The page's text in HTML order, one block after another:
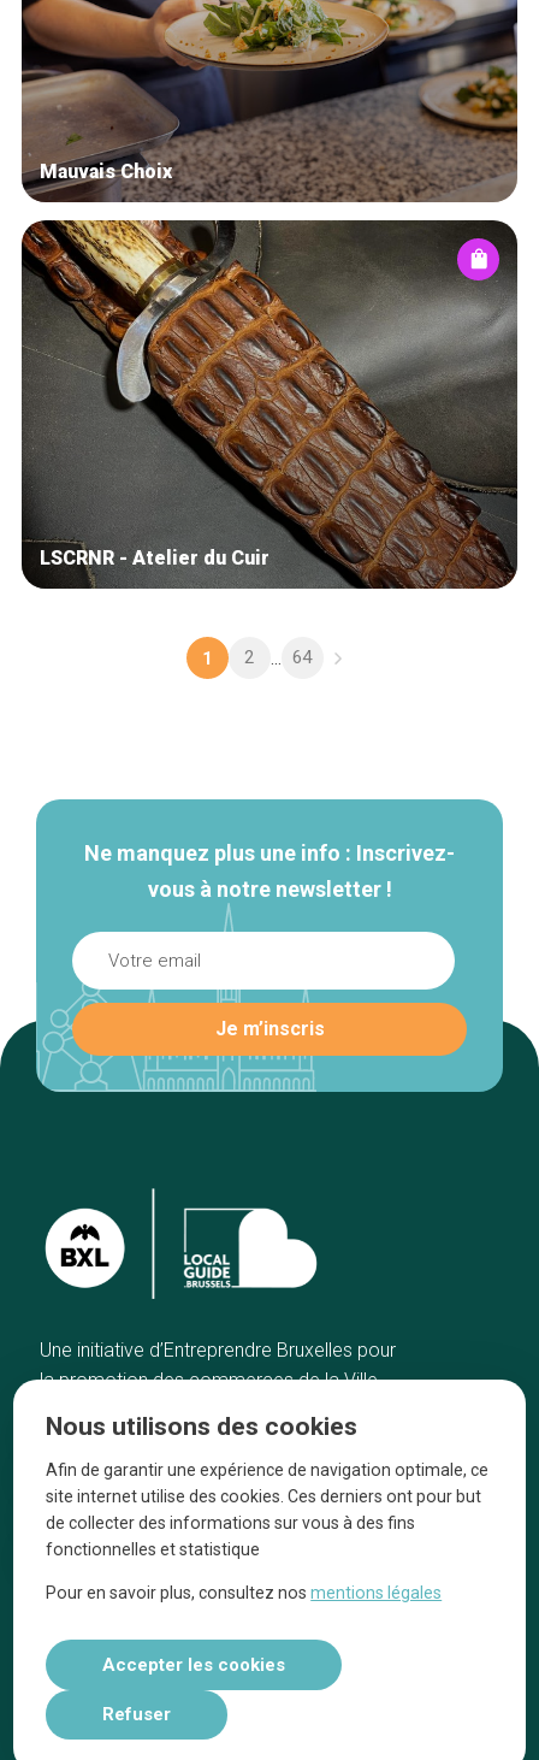
Mauvais Choix
LSCRNR - Atelier du Cuir
1 2 ... 64
Ne manquez plus une info : Inscrivez-
vous à notre newsletter !
Une initiative d’Entreprendre Bruxelles pour
la promotion des commerces de la Ville
Accueil
Bonnes adresses
Quartiers
Blog
Tops 10
Artisans
A propos
On parle de nous
Nous utilisons des cookies
Afin de garantir une expérience de navigation optimale, ce
site internet utilise des cookies. Ces derniers ont pour but
de collecter des informations sur vous à des fins
fonctionnelles et statistique
Pour en savoir plus, consultez nosmentions légales
Accepter les cookies
Refuser